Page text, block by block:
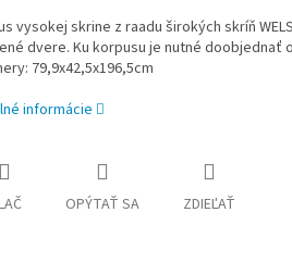
vysokej skrine z raadu širokých skríň
dvere. Ku korpusu je nutné doobjednať
79,9x42,5x196,5cm
informácie
OPÝTAŤ SA ZDIEĽAŤ